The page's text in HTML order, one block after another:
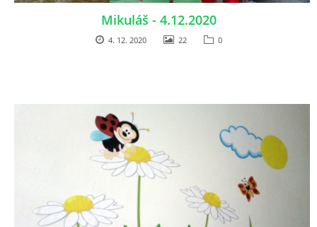
Mikuláš - 4.12.2020
4. 12. 2020 22 0